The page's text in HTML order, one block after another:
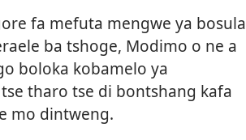
fa mefuta mengwe ya bosula
ba tshoge, Modimo o ne a
boloka kobamelo ya
tharo tse di bontshang kafa
mo dintweng.